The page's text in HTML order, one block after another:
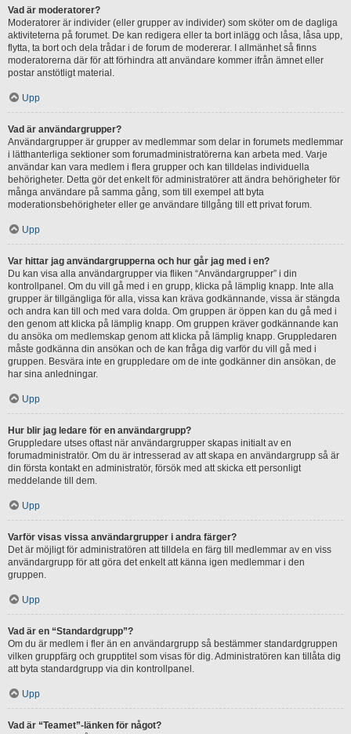
Vad är moderatorer?
Moderatorer är individer (eller grupper av individer) som sköter om de dagliga
aktiviteterna på forumet. De kan redigera eller ta bort inlägg och låsa, låsa upp,
flytta, ta bort och dela trådar i de forum de modererar. I allmänhet så finns
moderatorerna där för att förhindra att användare kommer ifrån ämnet eller
postar anstötligt material.
Upp
Vad är användargrupper?
Användargrupper är grupper av medlemmar som delar in forumets medlemmar
i lätthanterliga sektioner som forumadministratörerna kan arbeta med. Varje
användar kan vara medlem i flera grupper och kan tilldelas individuella
behörigheter. Detta gör det enkelt för administratörer att ändra behörigheter för
många användare på samma gång, som till exempel att byta
moderationsbehörigheter eller ge användare tillgång till ett privat forum.
Upp
Var hittar jag användargrupperna och hur går jag med i en?
Du kan visa alla användargrupper via fliken “Användargrupper” i din
kontrollpanel. Om du vill gå med i en grupp, klicka på lämplig knapp. Inte alla
grupper är tillgängliga för alla, vissa kan kräva godkännande, vissa är stängda
och andra kan till och med vara dolda. Om gruppen är öppen kan du gå med i
den genom att klicka på lämplig knapp. Om gruppen kräver godkännande kan
du ansöka om medlemskap genom att klicka på lämplig knapp. Gruppledaren
måste godkänna din ansökan och de kan fråga dig varför du vill gå med i
gruppen. Besvära inte en gruppledare om de inte godkänner din ansökan, de
har sina anledningar.
Upp
Hur blir jag ledare för en användargrupp?
Gruppledare utses oftast när användargrupper skapas initialt av en
forumadministratör. Om du är intresserad av att skapa en användargrupp så är
din första kontakt en administratör, försök med att skicka ett personligt
meddelande till dem.
Upp
Varför visas vissa användargrupper i andra färger?
Det är möjligt för administratören att tilldela en färg till medlemmar av en viss
användargrupp för att göra det enkelt att känna igen medlemmar i den
gruppen.
Upp
Vad är en “Standardgrupp”?
Om du är medlem i fler än en användargrupp så bestämmer standardgruppen
vilken gruppfärg och grupptitel som visas för dig. Administratören kan tillåta dig
att byta standardgrupp via din kontrollpanel.
Upp
Vad är “Teamet”-länken för något?